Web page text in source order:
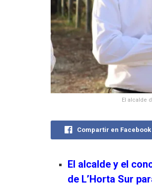
El alcalde
Compartir en Facebook
El alcalde y el
de L’Horta Sur